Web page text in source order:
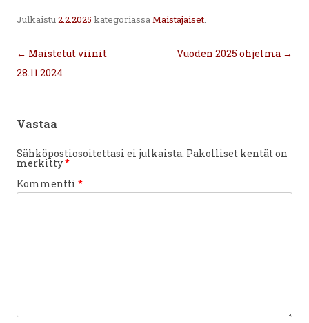
Julkaistu2.2.2025 kategoriassaMaistajaiset.
Artikkelien
selaus
← Maistetut viinit
28.11.2024
Vuoden 2025 ohjelma →
Vastaa
Sähköpostiosoitettasi ei julkaista. Pakolliset kentät on
merkitty*
Kommentti *